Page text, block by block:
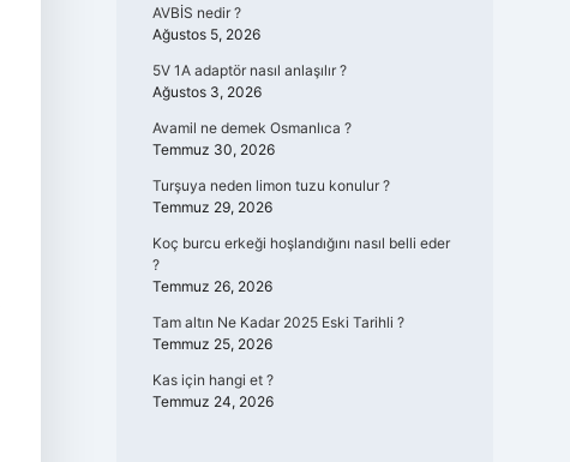
AVBİS nedir ?
Ağustos 5, 2026
5V 1A adaptör nasıl anlaşılır ?
Ağustos 3, 2026
Avamil ne demek Osmanlıca ?
Temmuz 30, 2026
Turşuya neden limon tuzu konulur ?
Temmuz 29, 2026
Koç burcu erkeği hoşlandığını nasıl belli eder
?
Temmuz 26, 2026
Tam altın Ne Kadar 2025 Eski Tarihli ?
Temmuz 25, 2026
Kas için hangi et ?
Temmuz 24, 2026